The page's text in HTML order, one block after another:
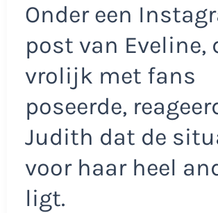
Onder een
post van Eveline,
vrolijk met fans
poseerde,
Judith dat de
voor haar heel
ligt.